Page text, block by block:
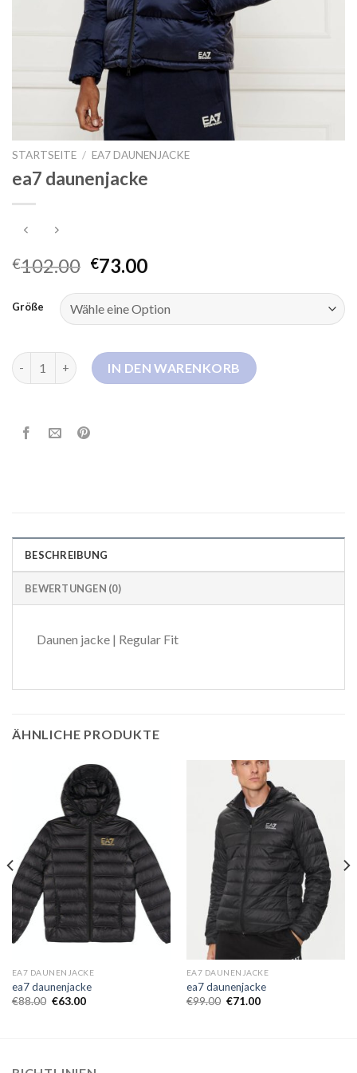
STARTSEITE / EA7 DAUNENJACKE
ea7 daunenjacke
€102.00 €73.00
Größe
ea7 daunenjacke MengeIN DEN WARENKORB
BESCHREIBUNG
BEWERTUNGEN (0)
Daunen jacke | Regular Fit
ÄHNLICHE PRODUKTE
EA7 DAUNENJACKE
ea7 daunenjacke
€88.00 €63.00
EA7 DAUNENJACKE
ea7 daunenjacke
€99.00 €71.00